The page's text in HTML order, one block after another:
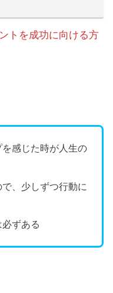
トを成功に向ける方
感じた時が人生の
、少しずつ行動に
ずある